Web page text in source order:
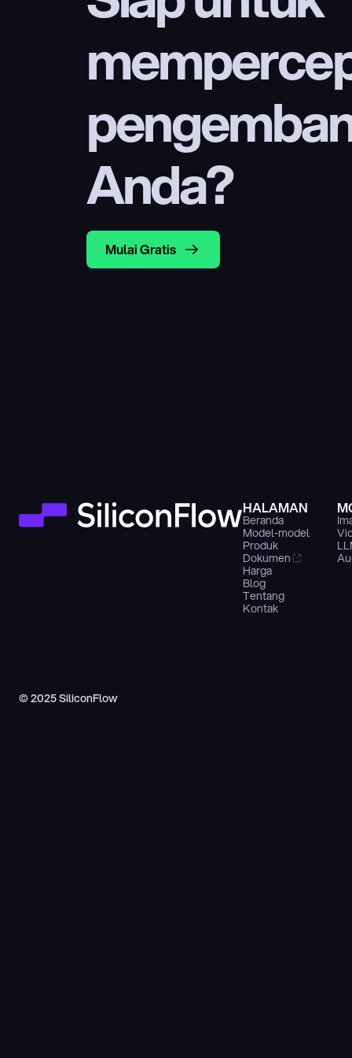
Anda?
Mulai Gratis
HALAMAN
Beranda
Model-model
Produk
Dokumen
Harga
Blog
Tentang
Kontak
© 2025 SiliconFlow